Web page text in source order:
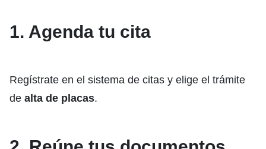
1. Agenda tu cita
Regístrate en el sistema de citas y elige el trámite
de alta de placas.